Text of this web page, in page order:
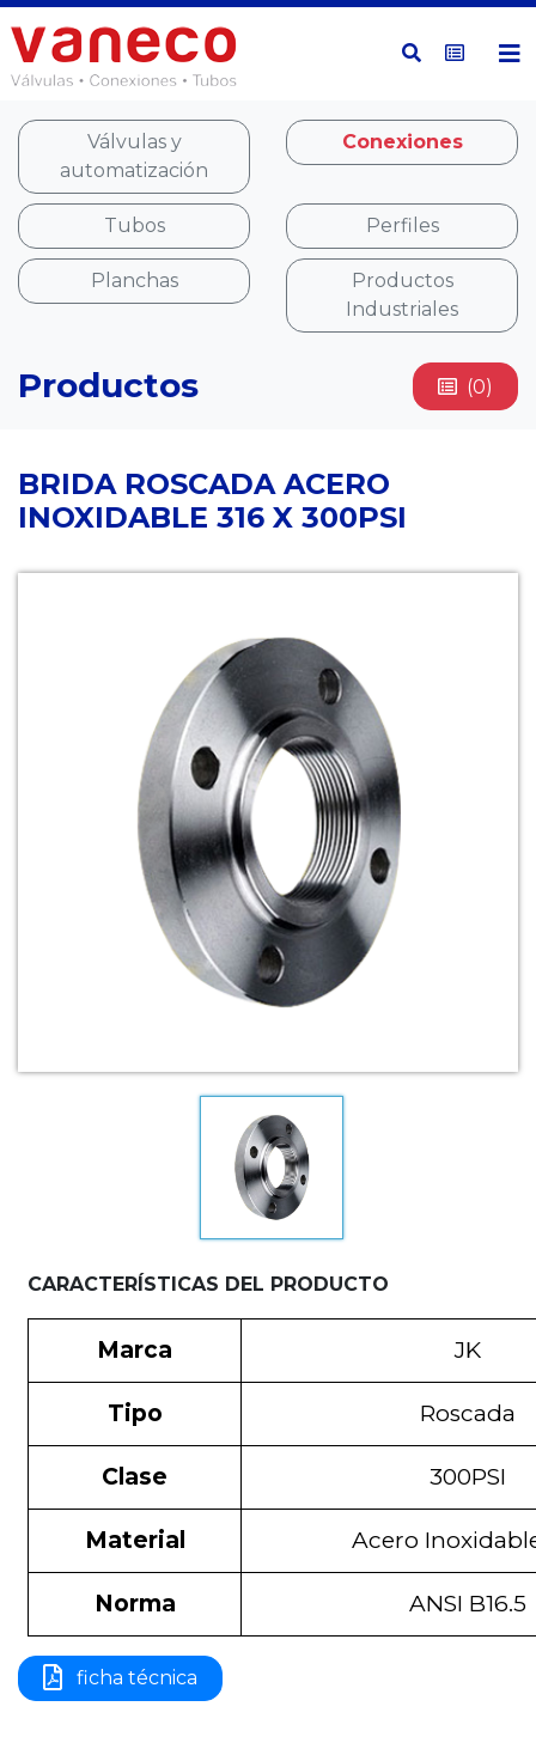
Válvulas y
automatización
Conexiones
Tubos Perfiles
Planchas
Productos
Industriales
Productos (0)
BRIDA ROSCADA ACERO
INOXIDABLE 316 X 300PSI
CARACTERÍSTICAS DEL PRODUCTO
Marca JK
Tipo Roscada
Clase 300PSI
Material Acero
Norma ANSI B16.5
ficha técnica